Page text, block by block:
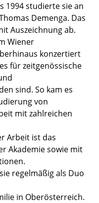
1994 studierte sie an
Demenga. Das
Auszeichnung ab.
Wiener
konzertiert
für zeitgenössische
sind. So kam es
von
mit zahlreichen
Arbeit ist das
Akademie sowie mit
regelmäßig als Duo
in Oberösterreich.